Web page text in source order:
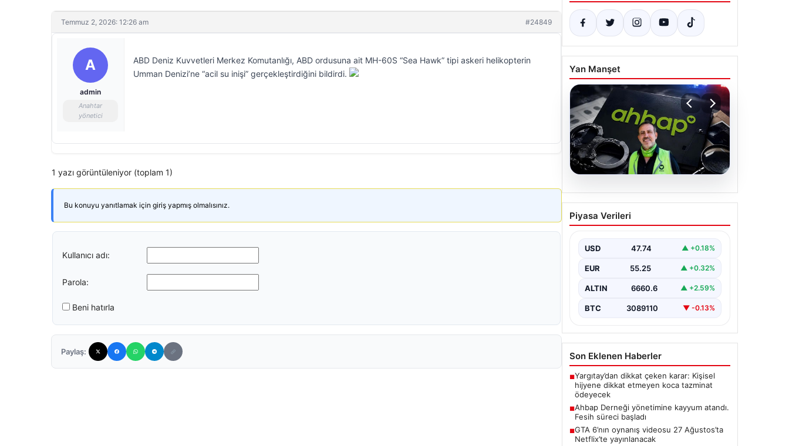
Temmuz 2, 2026: 12:26 am #24849
A
admin
Anahtar
yönetici
ABD Deniz Kuvvetleri Merkez Komutanlığı, ABD ordusuna ait MH-60S “Sea Hawk” tipi askeri helikopterin
Umman Denizi’ne “acil su inişi” gerçekleştirdiğini bildirdi.
1 yazı görüntüleniyor (toplam 1)
Bu konuyu yanıtlamak için giriş yapmış olmalısınız.
Kullanıcı adı:
Parola:
Beni hatırla
Paylaş:
Yan Manşet
Ahbap Derneği
yönetimine kayyum
başladı
Piyasa Verileri
USD 47.74 ▲ +0.18%
EUR 55.25 ▲ +0.32%
ALTIN 6660.6 ▲ +2.59%
BTC 3089110 ▼ -0.13%
Son Eklenen Haberler
■Yargıtay’dan dikkat çeken karar: Kişisel
hijyene dikkat etmeyen koca tazminat
ödeyecek
■Ahbap Derneği yönetimine kayyum atandı.
Fesih süreci başladı
■GTA 6’nın oynanış videosu 27 Ağustos’ta
Netflix’te yayınlanacak